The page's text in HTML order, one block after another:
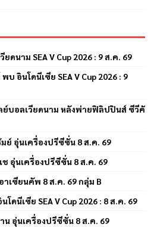
ดนาม SEA V Cup 2026 : 9 ส.ค. 69
อินโดนีเซีย SEA V Cup 2026 : 9
ย์บอลเวียดนาม หลังพ่ายฟิลิปปินส์ ซีวีคั
อุ่นเครื่องปรีซีซั่น 8 ส.ค. 69
อุ่นเครื่องปรีซีซั่น 8 ส.ค. 69
เซียนคัพ 8 ส.ค. 69 กลุ่ม B
ดนีเซีย SEA V Cup 2026 : 8 ส.ค. 69
อุ่นเครื่องปรีซีซั่น 8 ส.ค. 69